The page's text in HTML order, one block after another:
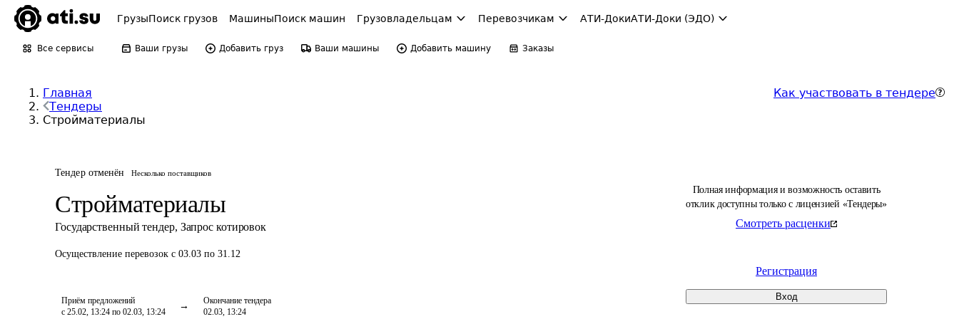
ГрузыПоиск грузов МашиныПоиск машин Грузовладельцам Перевозчикам АТИ-ДокиАТИ-Доки (ЭДО)
Все сервисы Ваши грузы Добавить груз Ваши машины Добавить машину Заказы
Главная
Тендеры
Стройматериалы
Как участвовать в тендере
Тендер отменён Несколько поставщиков
Стройматериалы
Государственный тендер, Запрос котировок
Осуществление перевозок с 03.03 по 31.12
Приём предложений
с 25.02, 13:24 по 02.03, 13:24
Окончание тендера
02.03, 13:24
Полная информация и возможность оставить
отклик доступны только с лицензией «Тендеры»
Смотреть расценки
Регистрация
Вход